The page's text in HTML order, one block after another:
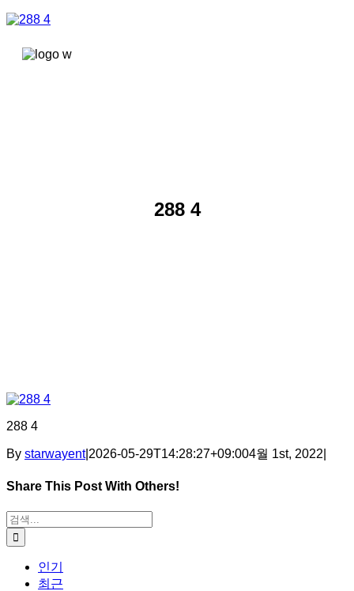
콘텐츠로
288 4
288 4
By starwayent| 2026-05-29T14:28:27+09:004월 1st, 2022
Share This Post With Others!
Facebook
X
Tumblr
Pinterest
이메일
검색:
인기
최근